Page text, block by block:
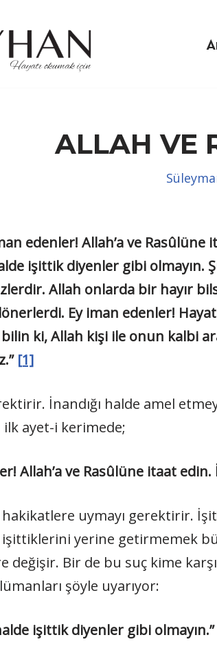
ALLAH VE
Allah’a ve Rasûlüne
işittik diyenler gibi olmayın.
Allah onlarda bir hayır
Ey iman edenler! Hayat
bilin ki, Allah kişi ile onun kalbi
[1]
İnandığı halde amel
ilk ayet-i kerimede;
Allah’a ve Rasûlüne itaat
uymayı gerektirir.
işittiklerini yerine getirmemek
değişir. Bir de bu suç kime
şöyle uyarıyor:
işittik diyenler gibi olmayın.”